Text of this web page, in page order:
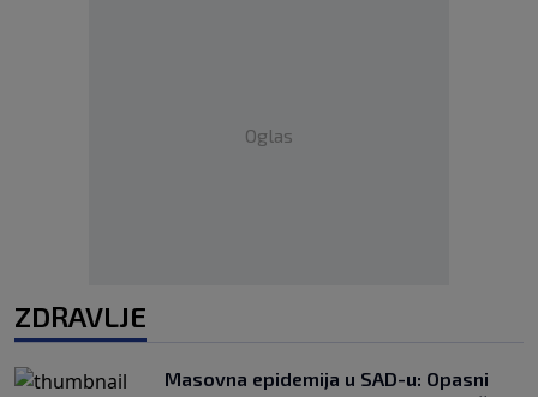
Oglas
ZDRAVLJE
Masovna epidemija u SAD-u: Opasni